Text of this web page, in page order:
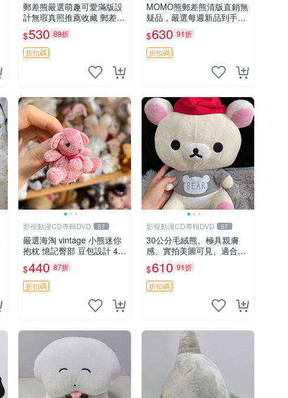
郵差熊嚴選萌趣可愛滿版設
計無瑕真照推薦收藏 郵差熊
熊抱枕 紅薯啵啵間
$530 89折
折扣碼
MOMO熊郵差熊清版直銷無
疑品，嚴選每週新品到手。
紅薯啵啵鮮果間 郵差熊 清
版 紅薯啵啵間
$630 91折
折扣碼
影視動漫CD專輯DVD 57
嚴選海淘 vintage 小熊迷你
抱枕 憶記臀部 豆包設計 4c
m 高 推薦收藏 迷你豆包小
熊、高臀部、豆袋抱枕
$440 87折
折扣碼
影視動漫CD專輯DVD 57
30公分毛絨熊、極具親膚
感、實拍美圖可見、適合送
禮收藏 毛絨熊 送禮 熊抱
$610 91折
折扣碼